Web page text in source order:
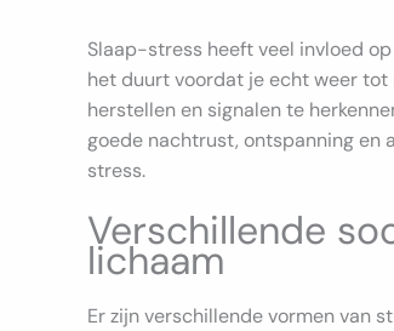
Slaap-stress heeft veel invloed
het duurt voordat je echt weer tot
herstellen en signalen te
goede nachtrust, ontspanning en
stress.
Verschillende
lichaam
Er zijn verschillende vormen van